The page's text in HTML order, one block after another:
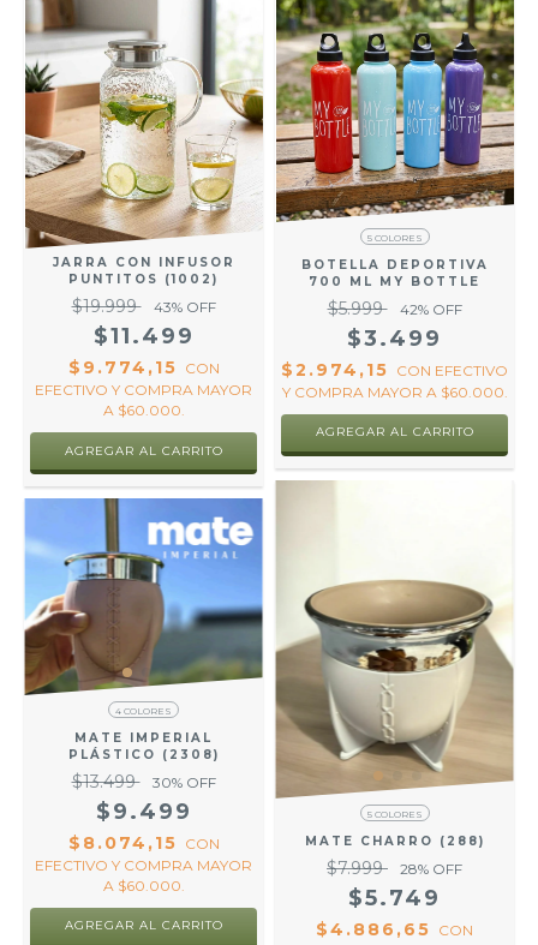
JARRA CON INFUSOR
PUNTITOS (1002)
$19.999 43% OFF
$11.499
$9.774,15 CON
EFECTIVO Y COMPRA MAYOR
A $60.000.
5 COLORES
BOTELLA DEPORTIVA
700 ML MY BOTTLE
$5.999 42% OFF
$3.499
$2.974,15 CON EFECTIVO
Y COMPRA MAYOR A $60.000.
AGREGAR AL CARRITO
4 COLORES
MATE IMPERIAL
PLÁSTICO (2308)
$13.499 30% OFF
$9.499
$8.074,15 CON
EFECTIVO Y COMPRA MAYOR
A $60.000.
AGREGAR AL CARRITO
5 COLORES
MATE CHARRO (288)
$7.999 28% OFF
$5.749
$4.886,65 CON